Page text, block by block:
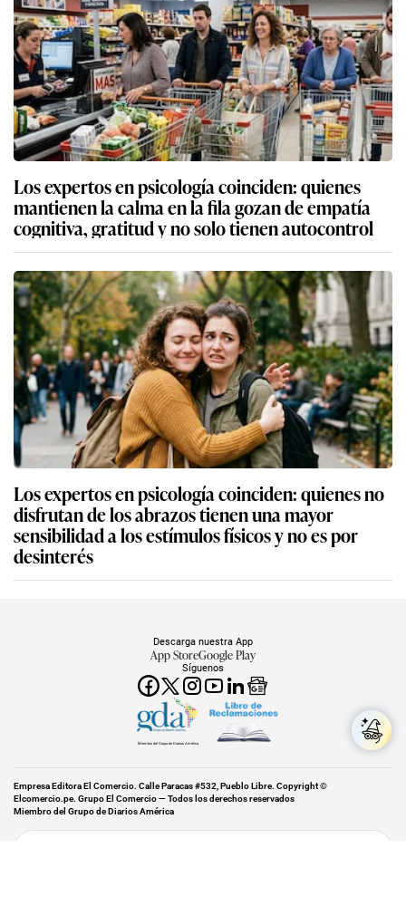
Los expertos en psicología coinciden: quienes
mantienen la calma en la fila gozan de empatía
cognitiva, gratitud y no solo tienen autocontrol
Los expertos en psicología coinciden: quienes no
disfrutan de los abrazos tienen una mayor
sensibilidad a los estímulos físicos y no es por
desinterés
Síguenos
Descarga nuestra App
App StoreGoogle Play
Miembro del Grupo de Diarios América
Empresa Editora El Comercio. Calle Paracas #532, Pueblo Libre. Copyright ©
Elcomercio.pe. Grupo El Comercio — Todos los derechos reservados
Miembro del Grupo de Diarios América